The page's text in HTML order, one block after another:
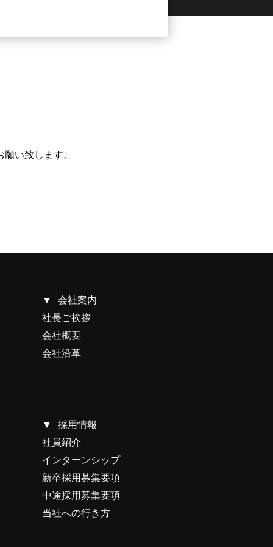
い致します。
会社案内
社長ご挨拶
会社概要
会社沿革
採用情報
社員紹介
インターンシップ
新卒採用募集要項
中途採用募集要項
当社への行き方